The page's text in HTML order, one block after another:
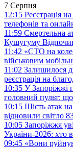
7 Серпня
12:15 Реєстрація
телефонів та
11:59 Смертельна
Кушугуму
11:42 «СТО на
військовим
11:02 Залишилося
реєстрація на
10:35 У Запоріжжі
головний пульт:
10:15 Шість атак
відновили світло
10:05 Запоріжжя
України-2026: хто
09:45 «Вони